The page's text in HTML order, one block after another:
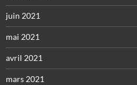
juin 2021
mai 2021
avril 2021
mars 2021